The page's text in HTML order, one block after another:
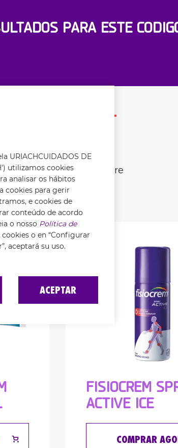
PARA ESTE
suas necessidades entre
eficazes.
FISIOCREM
ACTIVE ICE
COMPRAR
URIACHCUIDADOS DE
utilizamos cookies
analisar os hábitos
cookies para gerir
e cookies de
conteúdo de acordo
o nosso Política de
cookies o en “Configurar
aceptará su uso.
ACEPTAR